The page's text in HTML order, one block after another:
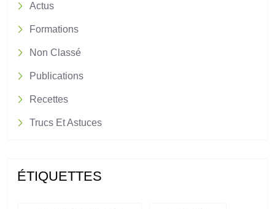
Actus
Formations
Non Classé
Publications
Recettes
Trucs Et Astuces
ÉTIQUETTES